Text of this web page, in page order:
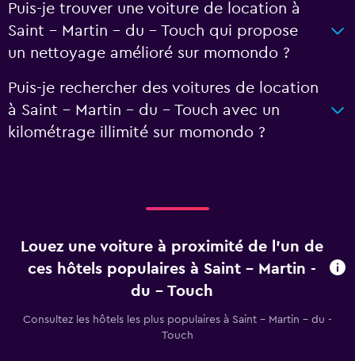
Puis-je trouver une voiture de location à
Saint - Martin - du - Touch qui propose
un nettoyage amélioré sur momondo ?
Puis-je rechercher des voitures de location
à Saint - Martin - du - Touch avec un
kilométrage illimité sur momondo ?
Louez une voiture à proximité de l’un de
ces hôtels populaires à Saint - Martin -
du - Touch
Consultez les hôtels les plus populaires à Saint - Martin - du -
Touch